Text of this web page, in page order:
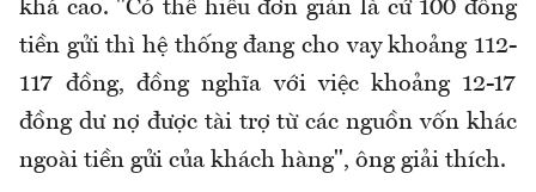
khá cao. "Có thể hiểu đơn giản là cứ 100 đồng
tiền gửi thì hệ thống đang cho vay khoảng 112-
117 đồng, đồng nghĩa với việc khoảng 12-17
đồng dư nợ được tài trợ từ các nguồn vốn khác
ngoài tiền gửi của khách hàng", ông giải thích.